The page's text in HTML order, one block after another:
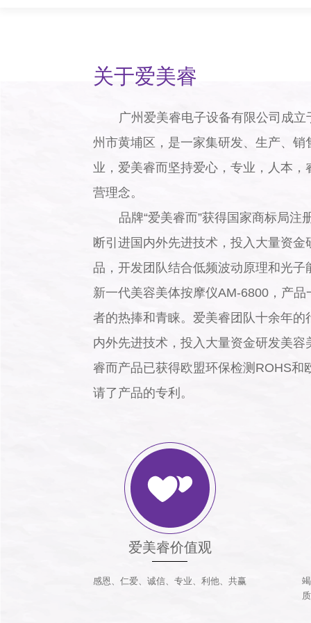
关于爱美睿
广州爱美睿电子设备有限公司成
州市黄埔区，是一家集研发、生产、
业，爱美睿而坚持爱心，专业，人本
营理念。
品牌“爱美睿而”获得国家商标局注
断引进国内外先进技术，投入大量资金
品，开发团队结合低频波动原理和光
新一代美容美体按摩仪AM-6800，产
者的热捧和青睐。爱美睿团队十余年
内外先进技术，投入大量资金研发美
睿而产品已获得欧盟环保检测ROHS和
请了产品的专利。
爱美睿价值观
感恩、仁爱、诚信、专业、利他、共赢